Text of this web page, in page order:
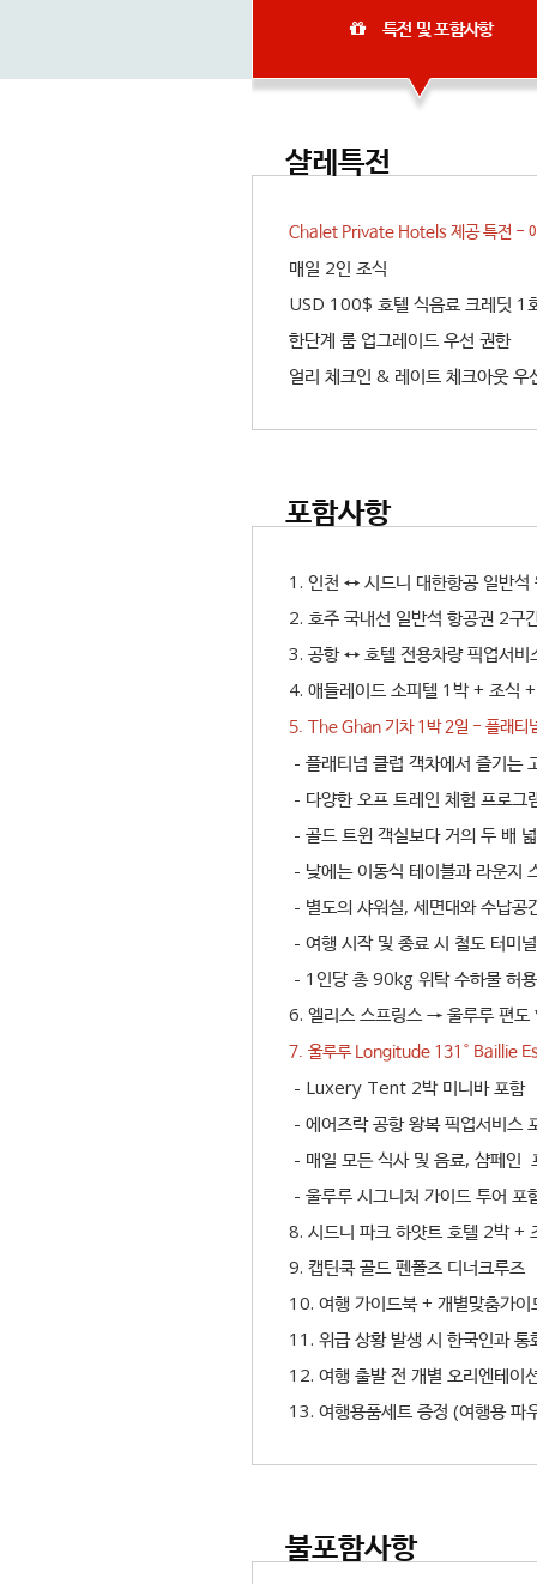
특전 및 포함사항
샬레특전
Chalet Private Hotels 제공 특전 -
매일 2인 조식
USD 100$ 호텔 식음료 크레딧 1
한단계 룸 업그레이드 우선 권한
얼리 체크인 & 레이트 체크아웃 우
포함사항
1. 인천 ↔ 시드니 대한항공 일반석
2. 호주 국내선 일반석 항공권 2구
3. 공항 ↔ 호텔 전용차량 픽업서
4. 애들레이드 소피텔 1박 + 조식
5. The Ghan 기차 1박 2일 - 플래티
- 플래티넘 클럽 객차에서 즐기는
- 다양한 오프 트레인 체험 프로그
- 골드 트윈 객실보다 거의 두 배
- 낮에는 이동식 테이블과 라운지
- 별도의 샤워실, 세면대와 수납
- 여행 시작 및 종료 시 철도 터미
- 1인당 총 90kg 위탁 수하물 허
6. 엘리스 스프링스 → 울루루 편도
7. 울루루 Longitude 131° Baillie
- Luxery Tent 2박 미니바 포함
- 에어즈락 공항 왕복 픽업서비스
- 매일 모든 식사 및 음료, 샴페인
- 울루루 시그니처 가이드 투어 포
8. 시드니 파크 하얏트 호텔 2박
9. 캡틴쿡 골드 펜폴즈 디너크루즈
10. 여행 가이드북 + 개별맞춤가이
11. 위급 상황 발생 시 한국인과
12. 여행 출발 전 개별 오리엔테이
13. 여행용품세트 증정 (여행용 파
불포함사항